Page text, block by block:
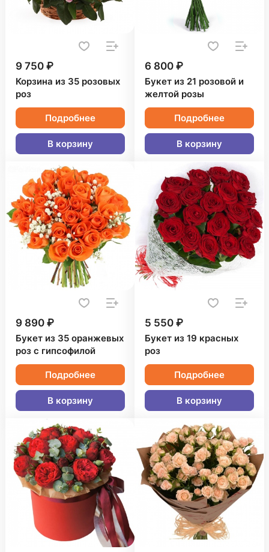
9 750 ₽
Корзина из 35 розовых
роз
Подробнее
В корзину
6 800 ₽
Букет из 21 розовой и
желтой розы
Подробнее
В корзину
9 890 ₽
Букет из 35 оранжевых
роз с гипсофилой
Подробнее
В корзину
5 550 ₽
Букет из 19 красных
роз
Подробнее
В корзину